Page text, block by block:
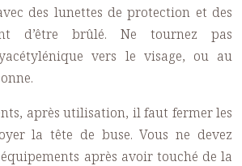
des lunettes de protection et des
d’être brûlé. Ne tournez pas
vers le visage, ou au
après utilisation, il faut fermer les
la tête de buse. Vous ne devez
après avoir touché de la